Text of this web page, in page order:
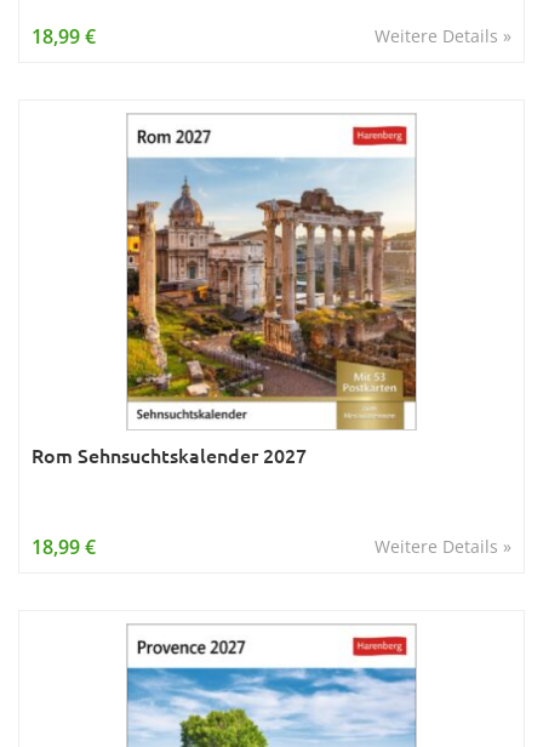
Weitere Details »
18,99 €
Rom Sehnsuchtskalender 2027
Weitere Details »
18,99 €